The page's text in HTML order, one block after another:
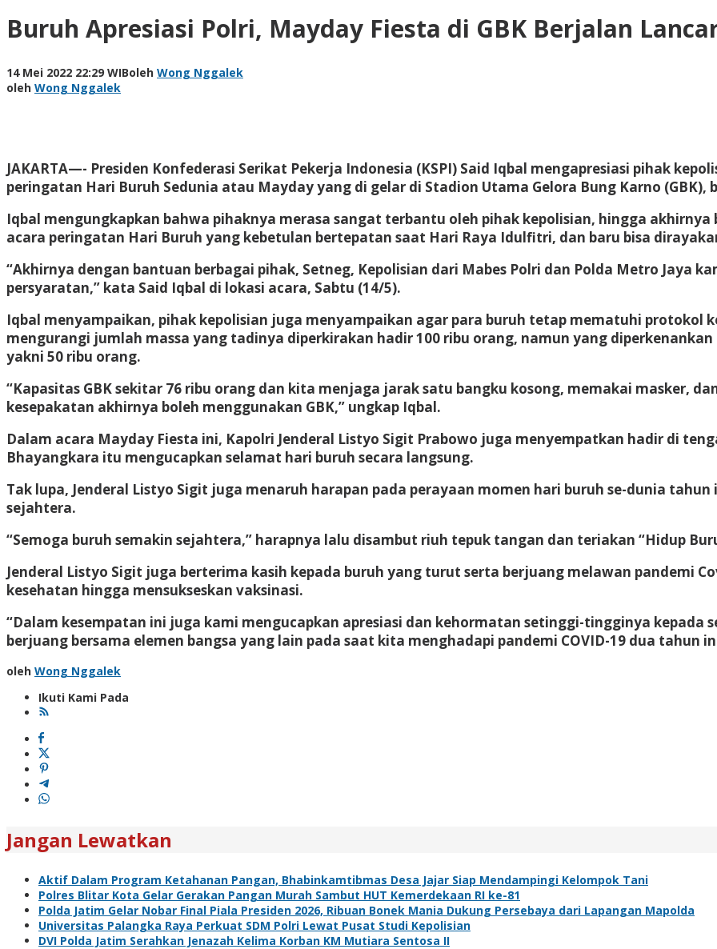
Buruh Apresiasi Polri, Mayday Fiesta di GBK Berjalan
14 Mei 2022 22:29 WIBoleh Wong Nggalek
oleh Wong Nggalek
JAKARTA—- Presiden Konfederasi Serikat Pekerja Indonesia (KSPI) Said Iqbal mengapresiasi pihak
peringatan Hari Buruh Sedunia atau Mayday yang di gelar di Stadion Utama Gelora Bung Karno (GBK),
Iqbal mengungkapkan bahwa pihaknya merasa sangat terbantu oleh pihak kepolisian, hingga
acara peringatan Hari Buruh yang kebetulan bertepatan saat Hari Raya Idulfitri, dan baru bisa
“Akhirnya dengan bantuan berbagai pihak, Setneg, Kepolisian dari Mabes Polri dan Polda Metro Jaya
persyaratan,” kata Said Iqbal di lokasi acara, Sabtu (14/5).
Iqbal menyampaikan, pihak kepolisian juga menyampaikan agar para buruh tetap mematuhi protokol
mengurangi jumlah massa yang tadinya diperkirakan hadir 100 ribu orang, namun yang
yakni 50 ribu orang.
“Kapasitas GBK sekitar 76 ribu orang dan kita menjaga jarak satu bangku kosong, memakai masker,
kesepakatan akhirnya boleh menggunakan GBK,” ungkap Iqbal.
Dalam acara Mayday Fiesta ini, Kapolri Jenderal Listyo Sigit Prabowo juga menyempatkan hadir di
Bhayangkara itu mengucapkan selamat hari buruh secara langsung.
Tak lupa, Jenderal Listyo Sigit juga menaruh harapan pada perayaan momen hari buruh se-dunia
sejahtera.
“Semoga buruh semakin sejahtera,” harapnya lalu disambut riuh tepuk tangan dan teriakan “Hidup
Jenderal Listyo Sigit juga berterima kasih kepada buruh yang turut serta berjuang melawan pandemi
kesehatan hingga mensukseskan vaksinasi.
“Dalam kesempatan ini juga kami mengucapkan apresiasi dan kehormatan setinggi-tingginya kepada
berjuang bersama elemen bangsa yang lain pada saat kita menghadapi pandemi COVID-19 dua tahun
oleh Wong Nggalek
Ikuti Kami Pada
Jangan Lewatkan
Aktif Dalam Program Ketahanan Pangan, Bhabinkamtibmas Desa Jajar Siap Mendampingi Kelompok Tani
Polres Blitar Kota Gelar Gerakan Pangan Murah Sambut HUT Kemerdekaan RI ke-81
Polda Jatim Gelar Nobar Final Piala Presiden 2026, Ribuan Bonek Mania Dukung Persebaya dari Lapangan Mapolda
Universitas Palangka Raya Perkuat SDM Polri Lewat Pusat Studi Kepolisian
DVI Polda Jatim Serahkan Jenazah Kelima Korban KM Mutiara Sentosa II